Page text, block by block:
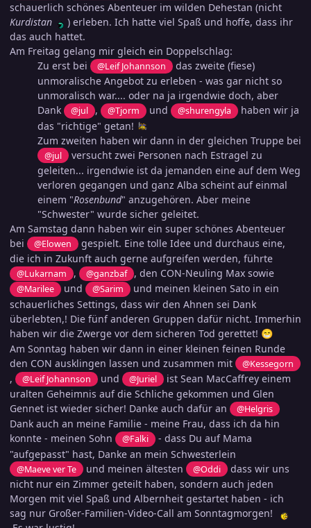
schauerlich schönes Abenteuer im wilden Dehestan (nicht
Kurdistan
) erleben. Ich hatte viel Spaß und hoffe, dass ihr
das auch hattet.
Am Freitag gelang mir gleich ein Doppelschlag:
Zu erst bei
@Leif Johannson
das zweite (fiese)
unmoralische Angebot zu erleben - was gar nicht so
unmoralisch war.... oder na ja irgendwie doch, aber
Dank
@jul , @Tjorm und @shurengyla
haben wir ja
das "richtige" getan!
Zum zweiten haben wir dann in der gleichen Truppe bei
@jul
versucht zwei Personen nach Estragel zu
geleiten... irgendwie ist da jemanden eine auf dem Weg
verloren gegangen und ganz Alba scheint auf einmal
einem "Rosenbund" anzugehören. Aber meine
"Schwester" wurde sicher geleitet.
Am Samstag dann haben wir ein super schönes Abenteuer
bei
@Elowen
gespielt. Eine tolle Idee und durchaus eine,
die ich in Zukunft auch gerne aufgreifen werden, führte
@Lukarnam , @ganzbaf , den CON-Neuling Max sowie
@Marilee und @Sarim
und meinen kleinen Sato in ein
schauerliches Settings, dass wir den Ahnen sei Dank
überlebten,! Die fünf anderen Gruppen dafür nicht. Immerhin
haben wir die Zwerge vor dem sicheren Tod gerettet! 😁
Am Sonntag haben wir dann in einer kleinen feinen Runde
den CON ausklingen lassen und zusammen mit
@Kessegorn
, @Leif Johannson und @Juriel
ist Sean MacCaffrey einem
uralten Geheimnis auf die Schliche gekommen und Glen
Gennet ist wieder sicher! Danke auch dafür an
@Helgris
Dank auch an meine Familie - meine Frau, dass ich da hin
konnte - meinen Sohn
@Falki
- dass Du auf Mama
"aufgepasst" hast, Danke an mein Schwesterlein
@Maeve ver Te und meinen ältesten @Oddi
dass wir uns
nicht nur ein Zimmer geteilt haben, sondern auch jeden
Morgen mit viel Spaß und Albernheit gestartet haben - ich
sag nur Großer-Familien-Video-Call am Sonntagmorgen!